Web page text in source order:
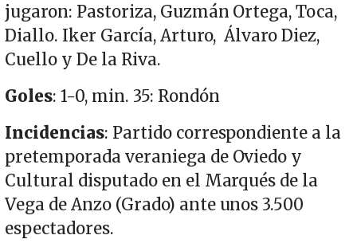
jugaron: Pastoriza, Guzmán Ortega, Toca,
Diallo. Iker García, Arturo, Álvaro Diez,
Cuello y De la Riva.
Goles: 1-0, min. 35: Rondón
Incidencias: Partido correspondiente a la
pretemporada veraniega de Oviedo y
Cultural disputado en el Marqués de la
Vega de Anzo (Grado) ante unos 3.500
espectadores.